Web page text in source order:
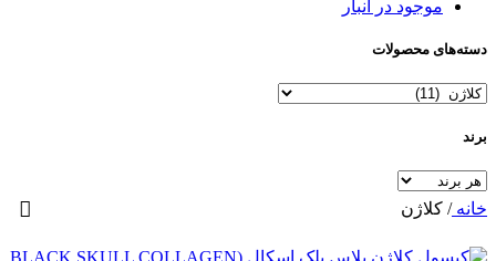
موجود در انبار
دسته‌های محصولات
برند
خانه/ کلاژن